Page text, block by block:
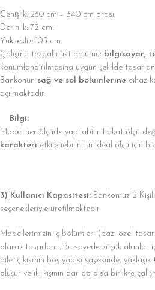
Genişlik: 260 cm – 340 cm arası.
Derinlik: 72 cm.
Yükseklik: 105 cm.
Çalışma tezgahı üst bölümü; bilgisayar,
konumlandırılmasına uygun şekilde
Bankonun sağ ve sol bölümlerine cihaz
açılmaktadır.
Bilgi:
Model her ölçüde yapılabilir. Fakat ölçü
karakteri etkilenebilir. En ideal ölçü için
3) Kullanıcı Kapasitesi: Bankomuz 2
seçenekleriyle üretilmektedir.
Modellerimizin iç bölümleri (bazı özel
olarak tasarlanır. Bu sayede küçük alanlar
bile iç kısmın boş yapısı sayesinde, yaklaşık
oluşur ve iki kişinin dar da olsa birlikte